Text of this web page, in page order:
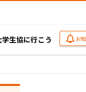
学生協に行こう お